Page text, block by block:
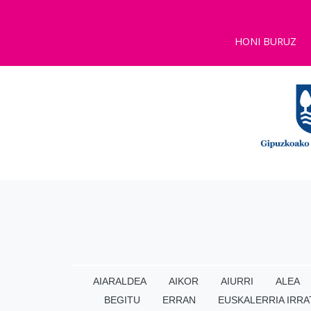
HONI BURUZ
AIARALDEA AIKOR AIURRI ALEA
BEGITU
ERRAN EUSKALERRIA